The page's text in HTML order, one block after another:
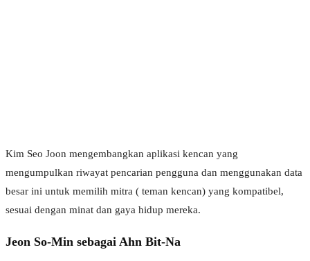
Kim Seo Joon mengembangkan aplikasi kencan yang
mengumpulkan riwayat pencarian pengguna dan menggunakan data
besar ini untuk memilih mitra ( teman kencan) yang kompatibel,
sesuai dengan minat dan gaya hidup mereka.
Jeon So-Min sebagai Ahn Bit-Na